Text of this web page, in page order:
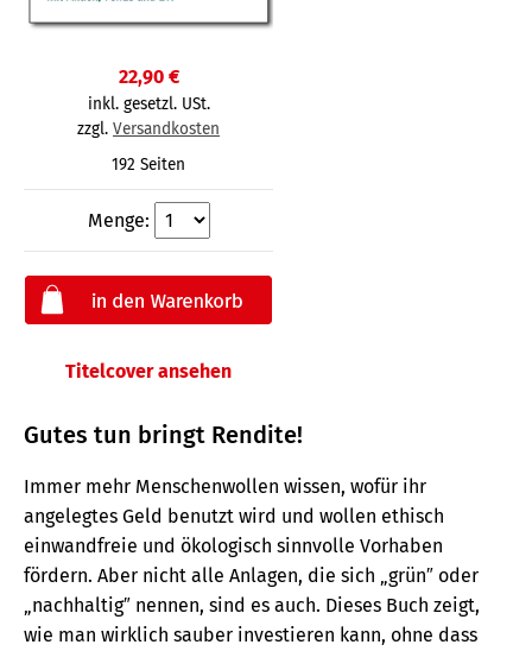
22,90 €
inkl. gesetzl. USt.
zzgl. Versandkosten
192 Seiten
Menge:
Titelcover ansehen
Gutes tun bringt Rendite!
Immer mehr Menschenwollen wissen, wofür ihr
angelegtes Geld benutzt wird und wollen ethisch
einwandfreie und ökologisch sinnvolle Vorhaben
fördern. Aber nicht alle Anlagen, die sich „grün″ oder
„nachhaltig″ nennen, sind es auch. Dieses Buch zeigt,
wie man wirklich sauber investieren kann, ohne dass